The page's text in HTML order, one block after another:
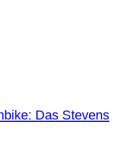
Das Stevens